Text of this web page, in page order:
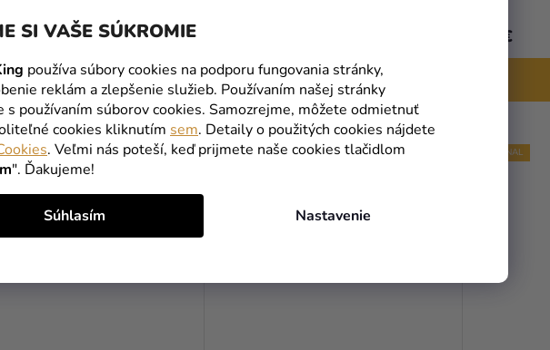
SI VAŠE SÚKROMIE
používa súbory cookies na podporu fungovania stránky,
reklám a zlepšenie služieb. Používaním našej stránky
s používaním súborov cookies. Samozrejme, môžete odmietnuť
cookies kliknutím sem. Detaily o použitých cookies nájdete
. Veľmi nás poteší, keď prijmete naše cookies tlačidlom
". Ďakujeme!
Nastavenie
Súhlasím
DO KOŠÍKA DO KOŠÍKA
6,59 €
PERSONAL PERSONAL